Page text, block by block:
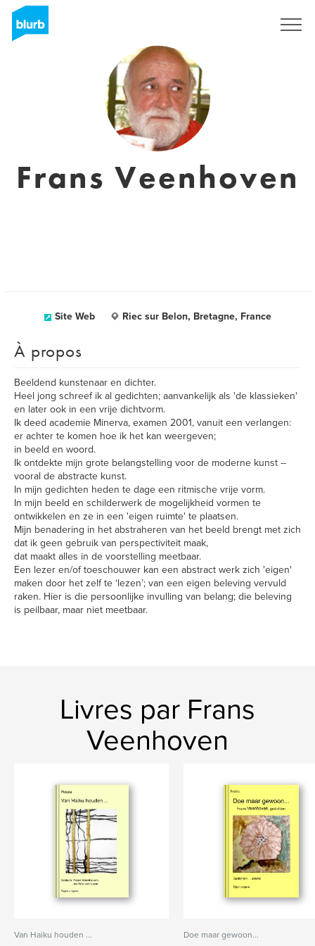
Frans Veenhoven
Site Web Riec sur Belon, Bretagne, France
À propos
Beeldend kunstenaar en dichter.
Heel jong schreef ik al gedichten; aanvankelijk als 'de klassieken'
en later ook in een vrije dichtvorm.
Ik deed academie Minerva, examen 2001, vanuit een verlangen:
er achter te komen hoe ik het kan weergeven;
in beeld en woord.
Ik ontdekte mijn grote belangstelling voor de moderne kunst --
vooral de abstracte kunst.
In mijn gedichten heden te dage een ritmische vrije vorm.
In mijn beeld en schilderwerk de mogelijkheid vormen te
ontwikkelen en ze in een 'eigen ruimte' te plaatsen.
Mijn benadering in het abstraheren van het beeld brengt met zich
dat ik geen gebruik van perspectiviteit maak,
dat maakt alles in de voorstelling meetbaar.
Een lezer en/of toeschouwer kan een abstract werk zich 'eigen'
maken door het zelf te ‘lezen’; van een eigen beleving vervuld
raken. Hier is die persoonlijke invulling van belang; die beleving
is peilbaar, maar niet meetbaar.
Livres par Frans
Veenhoven
Van Haiku houden ... Doe maar gewoon...